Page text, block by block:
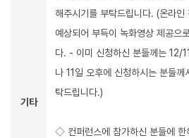
기타
해주시기를 부탁드립니다. (온라
예상되어 부득이 녹화영상 제공으
다. - 이미 신청하신 분들께는 12/
나 11일 오후에 신청하시는 분들
탁드립니다.)
◇ 컨퍼런스에 참가하신 분들에 한